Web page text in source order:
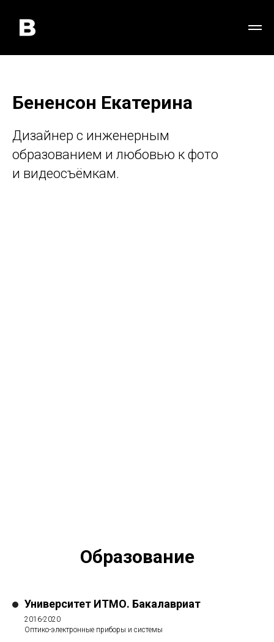
Бененсон Екатерина
Дизайнер с инженерным
образованием и любовью к фото
и видеосъёмкам.
Образование
Университет ИТМО. Бакалавриат
2016-2020
Оптико-электронные приборы и системы